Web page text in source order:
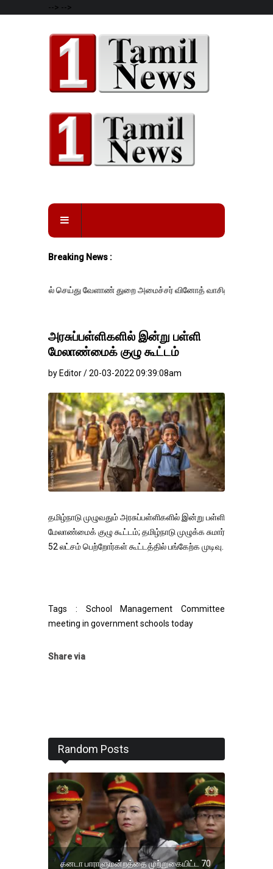
--> -->
Breaking News :
வேளாண் துறை அமைச்சர் வினோத் வாசித்து வருகிறார். �.
அரசுப்பள்ளிகளில் இன்று பள்ளி
மேலாண்மைக் குழு கூட்டம்
by Editor / 20-03-2022 09:39:08am
தமிழ்நாடு முழுவதும் அரசுப்பள்ளிகளில் இன்று பள்ளி
மேலாண்மைக் குழு கூட்டம்; தமிழ்நாடு முழுக்க சுமார்
52 லட்சம் பெற்றோர்கள் கூட்டத்தில் பங்கேற்க முடிவு.
Tags : School Management Committee
meeting in government schools today
Share via
Random Posts
கனடா பாராளுமன்றத்தை முற்றுகையிட்ட 70